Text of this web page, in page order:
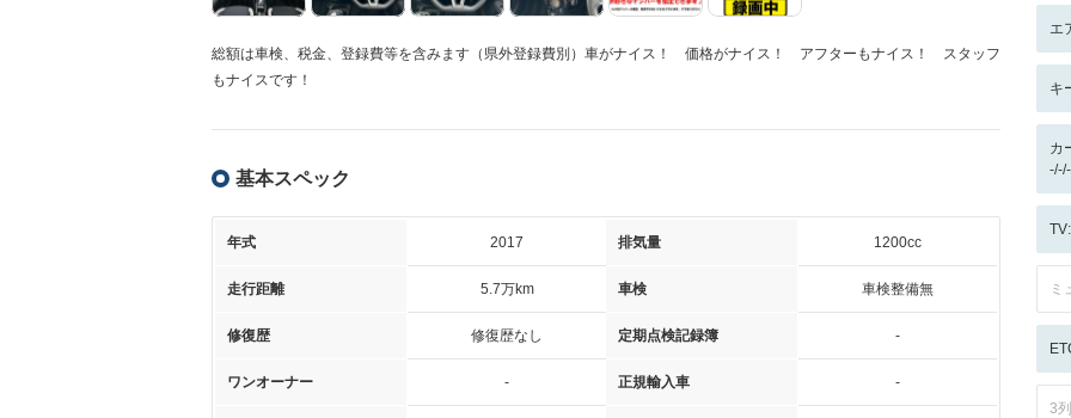
総額は車検、税金、登録費等を含みます（県外登録費別）車がナイス！ 価格がナイス！ アフターもナイス！ スタッフ
もナイスです！
基本スペック
年式 2017 排気量 1200cc
走行距離 5.7万km 車検 車検整備無
修復歴 修復歴なし 定期点検記録簿 -
ワンオーナー - 正規輸入車 -
エ
キ
カ
ミ
3